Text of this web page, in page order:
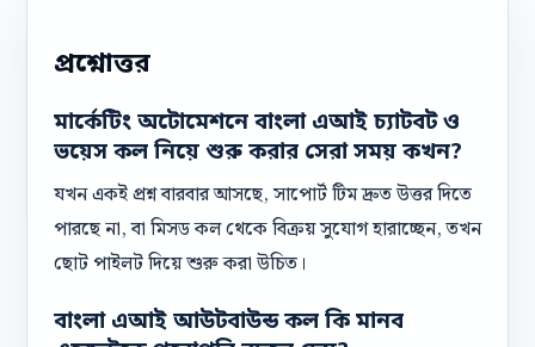
প্রশ্নোত্তর
মার্কেটিং অটোমেশনে বাংলা এআই চ্যাটবট ও
ভয়েস কল নিয়ে শুরু করার সেরা সময় কখন?
যখন একই প্রশ্ন বারবার আসছে, সাপোর্ট টিম দ্রুত উত্তর দিতে
পারছে না, বা মিসড কল থেকে বিক্রয় সুযোগ হারাচ্ছেন, তখন
ছোট পাইলট দিয়ে শুরু করা উচিত।
বাংলা এআই আউটবাউন্ড কল কি মানব